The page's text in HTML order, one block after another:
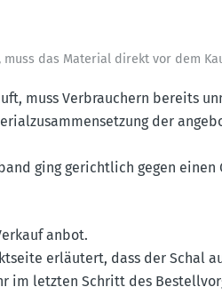
das Material direkt vor dem
muss Verbrau­chern bereits
der
ging gerichtlich gegen
anbot.
erläutert, dass der Schal
im letzten Schritt des